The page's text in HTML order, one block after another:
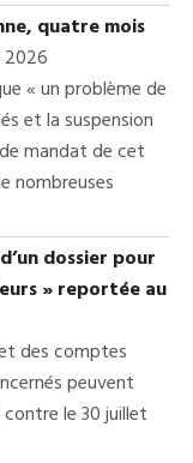
quatre mois
« un problème de
et la suspension
mandat de cet
nombreuses
dossier pour
» reportée au
des comptes
peuvent
le 30 juillet